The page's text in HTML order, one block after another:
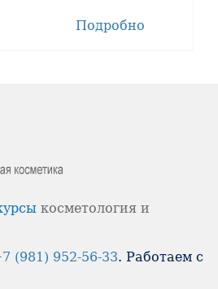
Подробно
косметология и
(981) 952-56-33. Работаем с